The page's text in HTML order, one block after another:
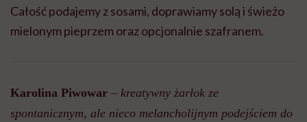
Całość podajemy z sosami, doprawiamy solą i świeżo
mielonym pieprzem oraz opcjonalnie szafranem.
Karolina Piwowar – kreatywny żarłok ze
spontanicznym, ale nieco melancholijnym podejściem do